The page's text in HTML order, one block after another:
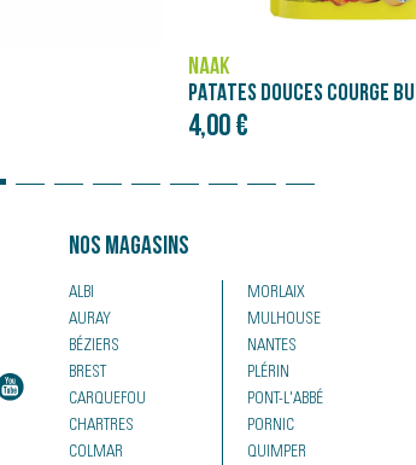
ASICS
NOVABLAST 5
120,00 €
Nos magasins
ALBI
AURAY
BÉZIERS
BREST
CARQUEFOU
CHARTRES
COLMAR
MORLAIX
MULHOUSE
NANTES
PLÉRIN
PONT-L'ABBÉ
PORNIC
QUIMPER